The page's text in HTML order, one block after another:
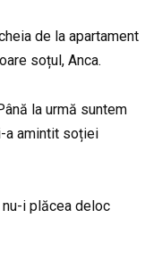
de la apartament
soțul, Anca.
la urmă suntem
a amintit soției
i plăcea deloc